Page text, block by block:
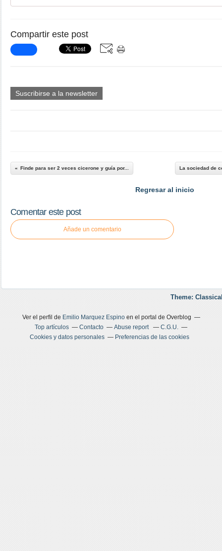
Compartir este post
Suscribirse a la newsletter
Finde para ser 2 veces cicerone y guía por... La sociedad de
Regresar al inicio
Comentar este post
Añade un comentario
Theme:
Ver el perfil de Emilio Marquez Espinoen el portal de Overblog
Top artículos
Contacto Abuse report
C.G.U.
Cookies y datos personales
Preferencias de las cookies